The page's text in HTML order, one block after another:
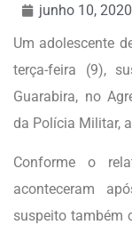
junho 10, 2020
Um adolescente
terça-feira (9),
Guarabira, no
da Polícia Militar,
Conforme o
aconteceram
suspeito também